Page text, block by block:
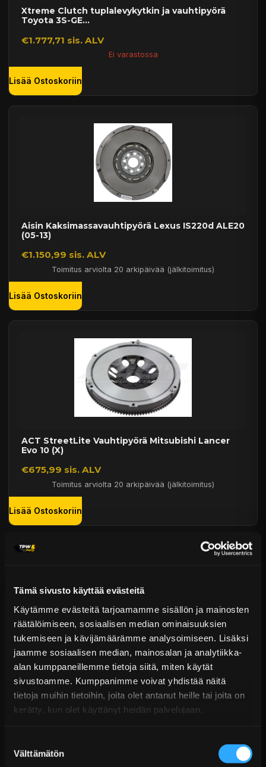
Tämä sivusto käyttää evästeitä
Käytämme evästeitä tarjoamamme sisällön ja mainosten
räätälöimiseen, sosiaalisen median ominaisuuksien
tukemiseen ja kävijämäärämme analysoimiseen. Lisäksi
jaamme sosiaalisen median, mainosalan ja analytiikka-
alan kumppaneillemme tietoja siitä, miten käytät
sivustoamme. Kumppanimme voivat yhdistää näitä
tietoja muihin tietoihin, joita olet antanut heille tai joita on
kerätty, kun olet käyttänyt heidän palvelujaan.
valinta
Välttämätön
Xtreme Clutch tuplalevykytkin ja vauhtipyörä
Toyota 3S-GE...
€1.777,71 sis. ALV
Ei varastossa
Lisää Ostoskoriin
Aisin Kaksimassavauhtipyörä Lexus IS220d ALE20
(05-13)
€1.150,99 sis. ALV
Toimitus arviolta 20 arkipäivää (jälkitoimitus)
Lisää Ostoskoriin
ACT StreetLite Vauhtipyörä Mitsubishi Lancer
Evo 10 (X)
€675,99 sis. ALV
Toimitus arviolta 20 arkipäivää (jälkitoimitus)
Lisää Ostoskoriin
ACT ProLite Vauhtipyörä Mitsubishi Lancer Evo
10 (X)
€704,99 sis. ALV
Toimitus arviolta 20 arkipäivää (jälkitoimitus)